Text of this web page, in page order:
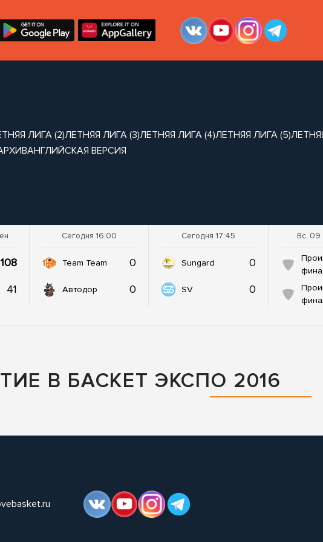
ЛИГА (2)ЛЕТНЯЯ ЛИГА (3)ЛЕТНЯЯ ЛИГА (4)ЛЕТНЯЯ ЛИГА (5)
АНГЛИЙСКАЯ ВЕРСИЯ
108
41
Сегодня 16:00
Team Team 0
Автодор 0
Сегодня 17:45
Sungard 0
SV 0
Вс, 09
В БАСКЕТ ЭКСПО 2016